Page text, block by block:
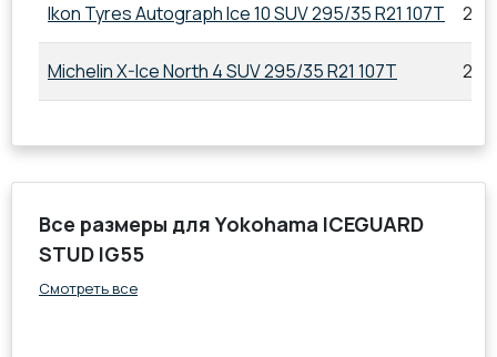
Ikon Tyres Autograph Ice 10 SUV 295/35 R21 107T
Michelin X-Ice North 4 SUV 295/35 R21 107T
Все размеры для Yokohama ICEGUARD
STUD IG55
Смотреть все